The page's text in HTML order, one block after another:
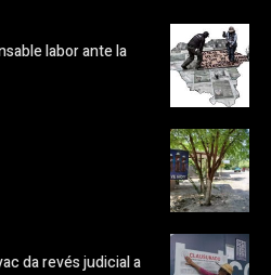
labor ante la
da revés judicial a